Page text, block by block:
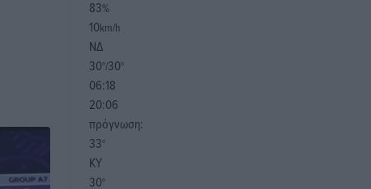
83%
10km/h
ΝΔ
30°/30°
06:18
20:06
πρόγνωση:
33°
ΚΥ
30°